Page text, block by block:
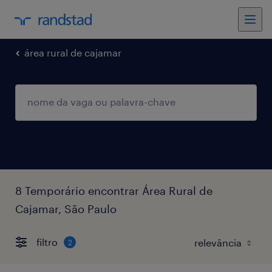
área rural de cajamar
8 Temporário encontrar Área Rural de
Cajamar, São Paulo
filtro 2